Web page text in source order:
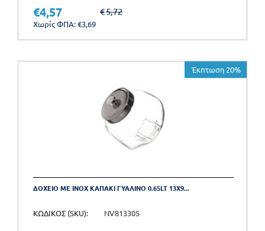
€5,72
€4,57
Χωρίς ΦΠΑ:€3,69
Έκπτωση 20%
ΔΟΧΕΙΟ ΜΕ INOX ΚΑΠΑΚΙ ΓΥΑΛΙΝΟ 0.65LT 13X9...
ΚΩΔΙΚΟΣ (SKU): NV813305